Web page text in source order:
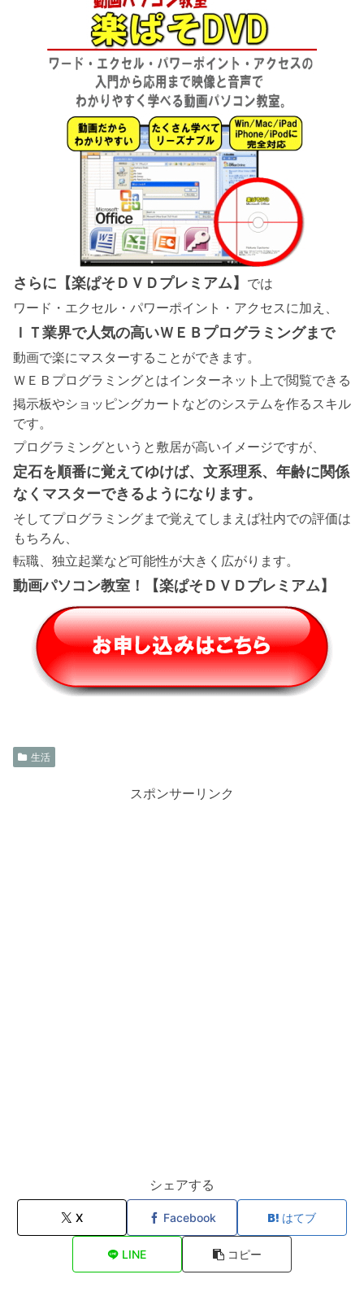
さらに【楽ぱそＤＶＤプレミアム】 では
ワード・エクセル・パワーポイント・アクセスに加え、
ＩＴ業界で人気の高いＷＥＢプログラミングまで
動画で楽にマスターすることができます。
ＷＥＢプログラミングとはインターネット上で閲覧できる
掲示板やショッピングカートなどのシステムを作るスキル
です。
プログラミングというと敷居が高いイメージですが、
定石を順番に覚えてゆけば、文系理系、年齢に関係
なくマスターできるようになります。
そしてプログラミングまで覚えてしまえば社内での評価は
もちろん、
転職、独立起業など可能性が大きく広がります。
動画パソコン教室！【楽ぱそＤＶＤプレミアム】
生活
スポンサーリンク
シェアする
X Facebook はてブ
LINE コピー